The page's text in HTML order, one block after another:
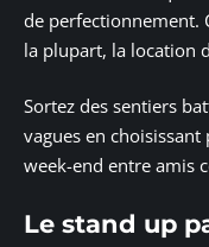
de perfectionnement.
la plupart, la location
Sortez des sentiers
vagues en
week-end entre amis
Le stand up